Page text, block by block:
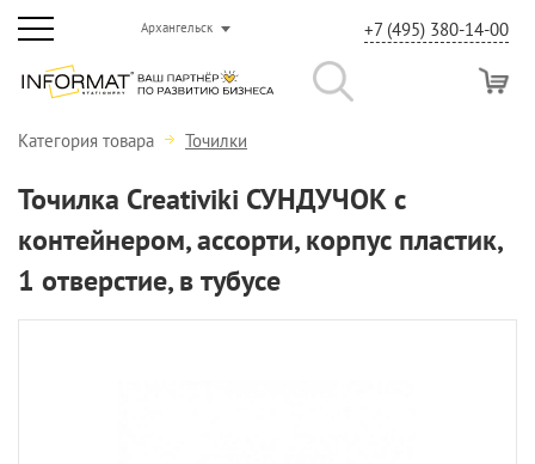
Архангельск +7 (495) 380-14-00
Категория товара Точилки
Точилка Creativiki СУНДУЧОК с
контейнером, ассорти, корпус пластик,
1 отверстие, в тубусе